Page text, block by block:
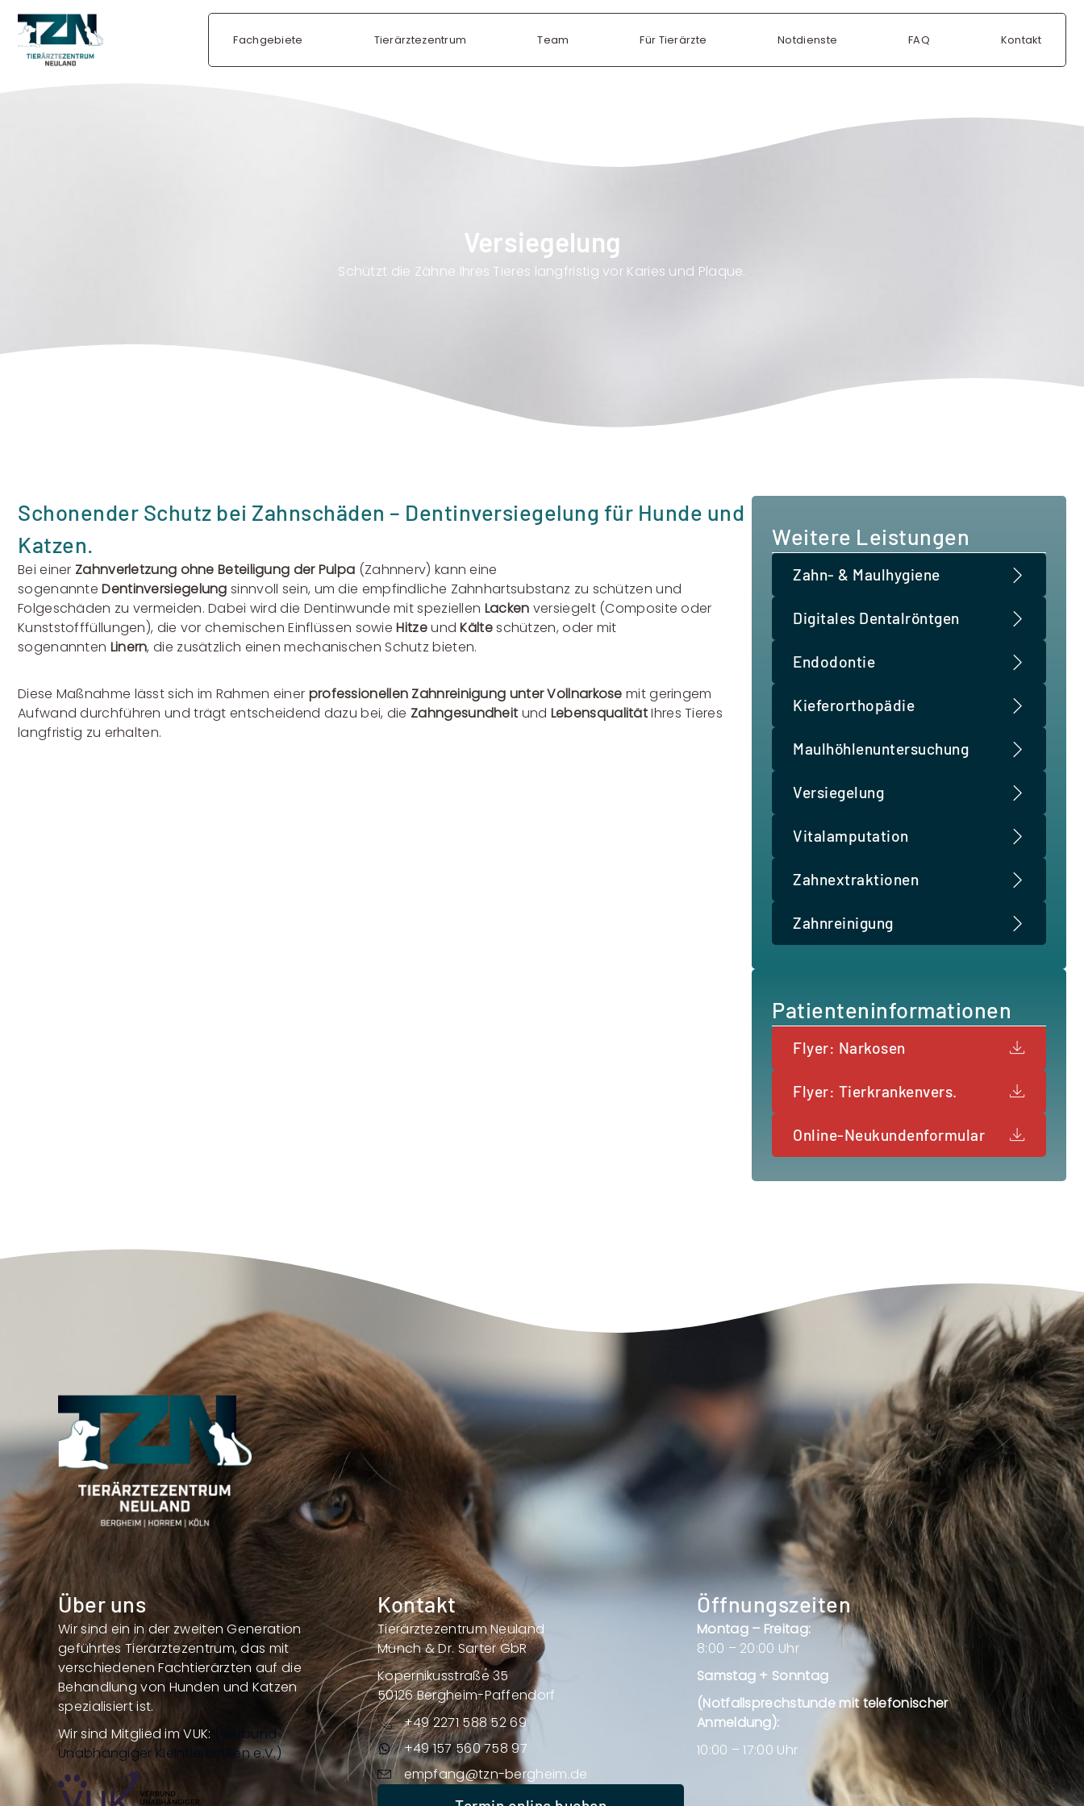
Fachgebiete Tierärztezentrum Team Für Tierärzte Notdienste FAQ Kontakt
Versiegelung
Schützt die Zähne Ihres Tieres langfristig vor Karies und Plaque.
Weitere Leistungen
Zahn- & Maulhygiene
Digitales Dentalröntgen
Endodontie
Kieferorthopädie
Maulhöhlenuntersuchung
Versiegelung
Vitalamputation
Zahnextraktionen
Zahnreinigung
Patienteninformationen
Flyer: Narkosen
Flyer: Tierkrankenvers.
Online-Neukundenformular
Schonender Schutz bei Zahnschäden – Dentinversiegelung für Hunde und
Katzen.
Bei einer Zahnverletzung ohne Beteiligung der Pulpa (Zahnnerv) kann eine
sogenannteDentinversiegelung sinnvoll sein, um die empfindliche Zahnhartsubstanz zu schützen und
Folgeschäden zu vermeiden. Dabei wird die Dentinwunde mit speziellen Lacken versiegelt (Composite oder
Kunststofffüllungen), die vor chemischen Einflüssen sowieHitzeundKälteschützen, oder mit
sogenannten Linern, die zusätzlich einen mechanischen Schutz bieten.
Diese Maßnahme lässt sich im Rahmen einer professionellen Zahnreinigung unter Vollnarkose mit geringem
Aufwand durchführen und trägt entscheidend dazu bei, die Zahngesundheit und LebensqualitätIhres Tieres
langfristig zu erhalten.
Über uns
Wir sind ein in der zweiten Generation
geführtes Tierärztezentrum, das mit
verschiedenen Fachtierärzten auf die
Behandlung von Hunden und Katzen
spezialisiert ist.
Wir sind Mitglied im VUK:
(Verbund
Unabhängiger Kleintierkliniken e.V.)
Kontakt
Tierärztezentrum Neuland
Münch & Dr. Sarter GbR
Kopernikusstraße 35
50126 Bergheim-Paffendorf
+49 2271 588 52 69
+49 157 560 758 97
empfang@tzn-bergheim.de
Öffnungszeiten
Montag – Freitag:
8:00 – 20:00 Uhr
Samstag + Sonntag
(Notfallsprechstunde mit telefonischer
Anmeldung):
10:00 – 17:00 Uhr